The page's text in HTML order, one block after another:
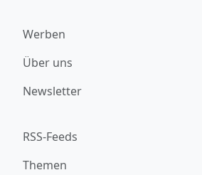
Werben
Über uns
Newsletter
RSS-Feeds
Themen